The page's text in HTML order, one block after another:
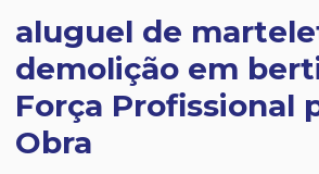
aluguel de
demolição em
Força Profissional
Obra